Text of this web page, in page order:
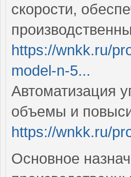
скорости,
https://wnkk.ru/
model-n-5...
Автоматизация
объемы и
https://wnkk.ru/
Основное